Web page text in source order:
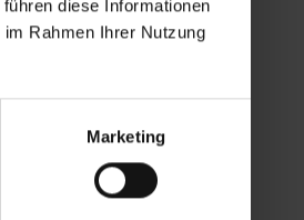
diese Informationen
Rahmen Ihrer Nutzung
Marketing